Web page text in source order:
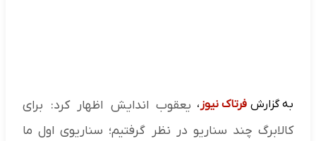
به گزارش فرتاک نیوز ، یعقوب اندایش اظهار کرد: برای
کالابرگ چند سناریو در نظر گرفتیم؛ سناریوی اول ما